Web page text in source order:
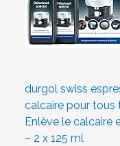
durgol swiss
calcaire pour tous
Enlève le calcaire
– 2 x 125 ml